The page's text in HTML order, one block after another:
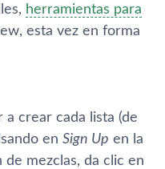
herramientas para
esta vez en forma
crear cada lista (de
en Sign Up en la
mezclas, da clic en